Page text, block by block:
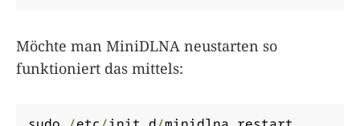
Möchte man MiniDLNA neustarten so
funktioniert das mittels: